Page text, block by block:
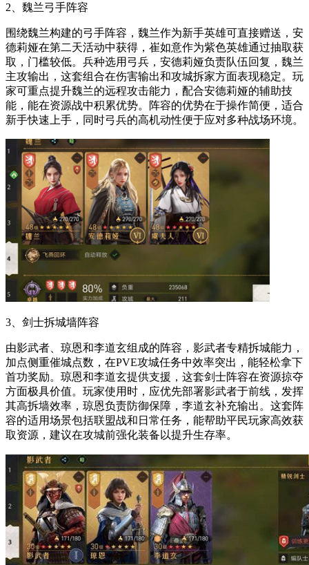
2、魏兰弓手阵容
围绕魏兰构建的弓手阵容，魏兰作为新手英雄可直接赠送，安
德莉娅在第二天活动中获得，崔如意作为紫色英雄通过抽取获
取，门槛较低。兵种选用弓兵，安德莉娅负责队伍回复，魏兰
主攻输出，这套组合在伤害输出和攻城拆家方面表现稳定。玩
家可重点提升魏兰的远程攻击能力，配合安德莉娅的辅助技
能，能在资源战中积累优势。阵容的优势在于操作简便，适合
新手快速上手，同时弓兵的高机动性便于应对多种战场环境。
3、剑士拆城墙阵容
由影武者、琼恩和李道玄组成的阵容，影武者专精拆城能力，
加点侧重催城点数，在PVE攻城任务中效率突出，能轻松拿下
首功奖励。琼恩和李道玄提供支援，这套剑士阵容在资源掠夺
方面极具价值。玩家使用时，应优先部署影武者于前线，发挥
其高拆墙效率，琼恩负责防御保障，李道玄补充输出。这套阵
容的适用场景包括联盟战和日常任务，能帮助平民玩家高效获
取资源，建议在攻城前强化装备以提升生存率。